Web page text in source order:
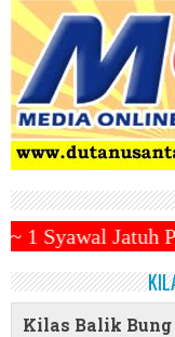
Tanggal 31
Kilas Balik